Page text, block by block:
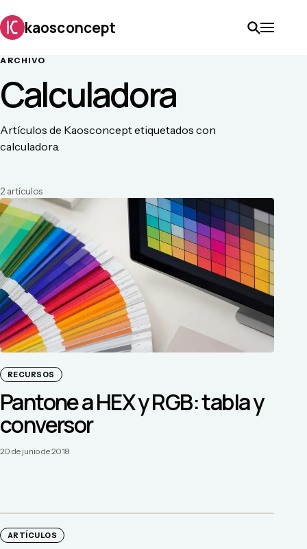
kaosconcept
ARCHIVO
Calculadora
Artículos de Kaosconcept etiquetados con
calculadora.
2 artículos
RECURSOS
Pantone a HEX y RGB: tabla y
conversor
20 de junio de 2018
ARTÍCULOS